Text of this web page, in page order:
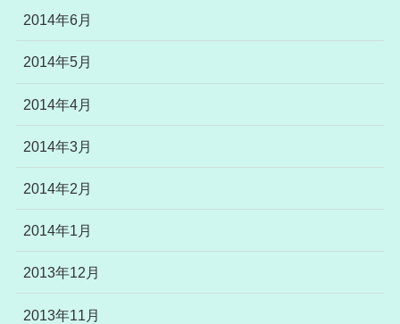
2014年6月
2014年5月
2014年4月
2014年3月
2014年2月
2014年1月
2013年12月
2013年11月